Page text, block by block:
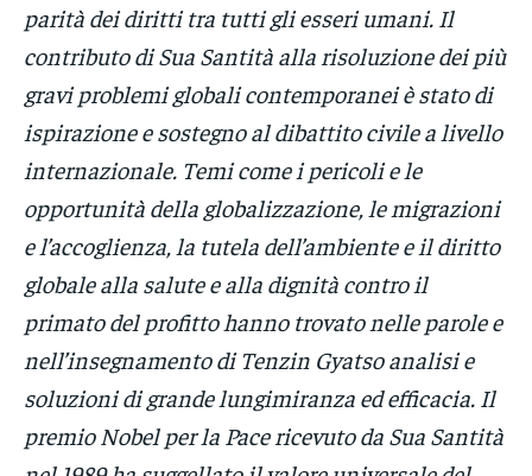
parità dei diritti tra tutti gli esseri umani. Il
contributo di Sua Santità alla risoluzione dei più
gravi problemi globali contemporanei è stato di
ispirazione e sostegno al dibattito civile a livello
internazionale. Temi come i pericoli e le
opportunità della globalizzazione, le migrazioni
e l’accoglienza, la tutela dell’ambiente e il diritto
globale alla salute e alla dignità contro il
primato del profitto hanno trovato nelle parole e
nell’insegnamento di Tenzin Gyatso analisi e
soluzioni di grande lungimiranza ed efficacia. Il
premio Nobel per la Pace ricevuto da Sua Santità